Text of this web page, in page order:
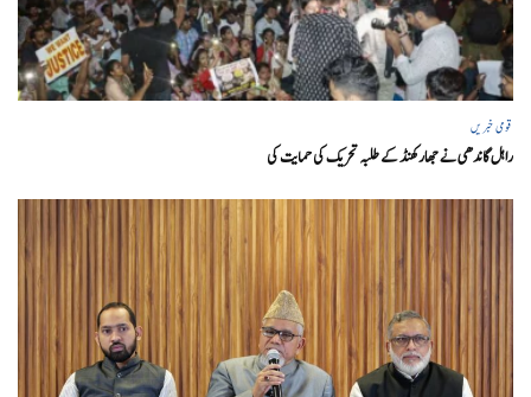
قومی خبریں
راہل گاندھی نے جھارکھنڈ کے طلبہ تحریک کی حمایت کی